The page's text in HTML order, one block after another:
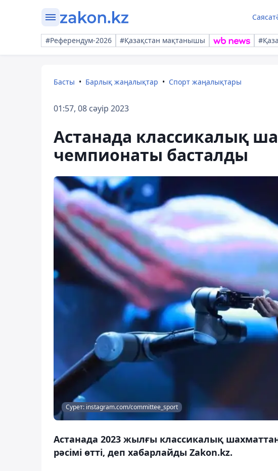
Саясат
#Референдум-2026 #Қазақстан мақтанышы
Басты Барлық жаңалықтар Спорт жаңалықтары
01:57, 08 сәуір 2023
Астанада классикалық
чемпионаты басталды
Сурет: instagram.com/committee_sport
Астанада 2023 жылғы классикалық
рәсімі өтті, деп хабарлайды Zakon.kz.